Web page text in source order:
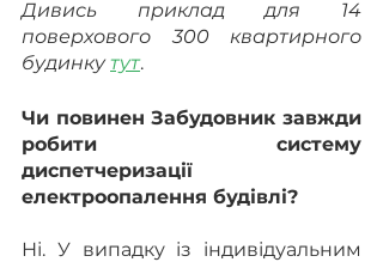
Дивись приклад для 14
поверхового 300 квартирного
будинку тут.
Чи повинен Забудовник завжди
робити систему
диспетчеризації
електроопалення будівлі?
Ні. У випадку із індивідуальним